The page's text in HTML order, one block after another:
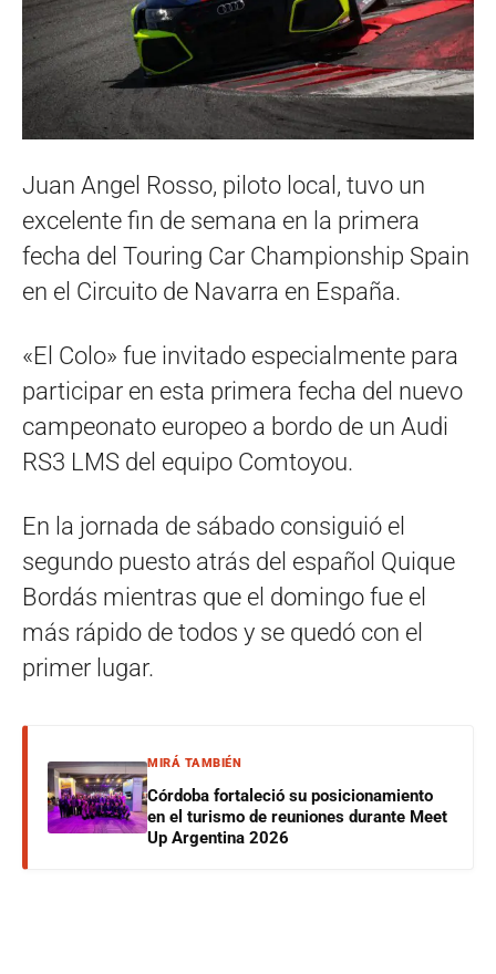
Juan Angel Rosso, piloto local, tuvo un
excelente fin de semana en la primera
fecha del Touring Car Championship Spain
en el Circuito de Navarra en España.
«El Colo» fue invitado especialmente para
participar en esta primera fecha del nuevo
campeonato europeo a bordo de un Audi
RS3 LMS del equipo Comtoyou.
En la jornada de sábado consiguió el
segundo puesto atrás del español Quique
Bordás mientras que el domingo fue el
más rápido de todos y se quedó con el
primer lugar.
MIRÁ TAMBIÉN
Córdoba fortaleció su posicionamiento
en el turismo de reuniones durante Meet
Up Argentina 2026